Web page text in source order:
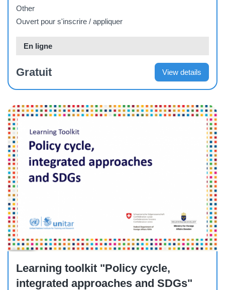
Other
Ouvert pour s'inscrire / appliquer
En ligne
Gratuit View details
Learning toolkit "Policy cycle,
integrated approaches and SDGs"